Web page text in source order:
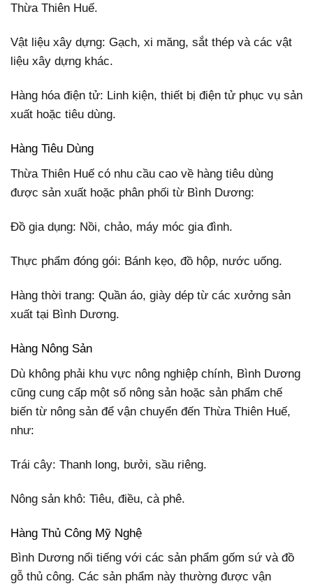
Thừa Thiên Huế.
Vật liệu xây dựng: Gạch, xi măng, sắt thép và các vật
liệu xây dựng khác.
Hàng hóa điện tử: Linh kiện, thiết bị điện tử phục vụ sản
xuất hoặc tiêu dùng.
Hàng Tiêu Dùng
Thừa Thiên Huế có nhu cầu cao về hàng tiêu dùng
được sản xuất hoặc phân phối từ Bình Dương:
Đồ gia dụng: Nồi, chảo, máy móc gia đình.
Thực phẩm đóng gói: Bánh kẹo, đồ hộp, nước uống.
Hàng thời trang: Quần áo, giày dép từ các xưởng sản
xuất tại Bình Dương.
Hàng Nông Sản
Dù không phải khu vực nông nghiệp chính, Bình Dương
cũng cung cấp một số nông sản hoặc sản phẩm chế
biến từ nông sản để vận chuyển đến Thừa Thiên Huế,
như:
Trái cây: Thanh long, bưởi, sầu riêng.
Nông sản khô: Tiêu, điều, cà phê.
Hàng Thủ Công Mỹ Nghệ
Bình Dương nổi tiếng với các sản phẩm gốm sứ và đồ
gỗ thủ công. Các sản phẩm này thường được vận